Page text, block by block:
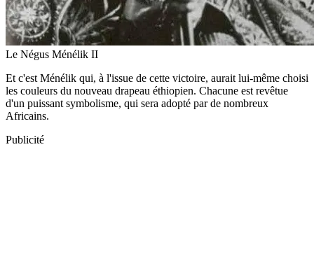
Le Négus Ménélik II
Et c'est Ménélik qui, à l'issue de cette victoire, aurait lui-même choisi
les couleurs du nouveau drapeau éthiopien. Chacune est revêtue
d'un puissant symbolisme, qui sera adopté par de nombreux
Africains.
Publicité